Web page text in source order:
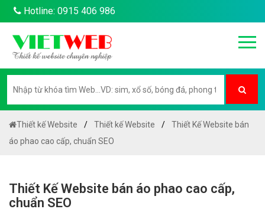
Hotline: 0915 406 986
Thiết kế Website Thiết kế Website
Thiết Kế Website bán
áo phao cao cấp, chuẩn SEO
Thiết Kế Website bán áo phao cao cấp,
chuẩn SEO